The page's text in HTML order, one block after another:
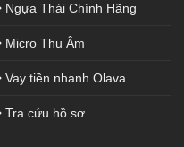
Ngựa Thái Chính Hãng
Micro Thu Âm
Vay tiền nhanh Olava
Tra cứu hồ sơ